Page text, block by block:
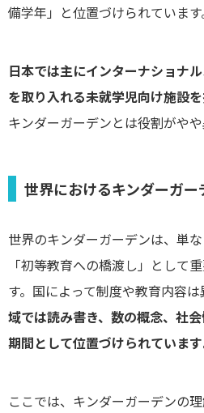
備学年」と位置づけられています
日本では主にインターナショナ
を取り入れる未就学児向け施設
キンダーガーデンとは役割がやや
世界におけるキンダーガー
世界のキンダーガーデンは、単
「初等教育への橋渡し」として
す。国によって制度や教育内容は
域では読み書き、数の概念、社
期間として位置づけられています
ここでは、キンダーガーデンの